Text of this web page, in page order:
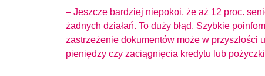
– Jeszcze bardziej niepokoi, że aż 12 proc.
żadnych działań. To duży błąd. Szybkie
zastrzeżenie dokumentów może w
pieniędzy czy zaciągnięcia kredytu lub